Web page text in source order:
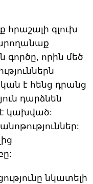
հրաշալի գլուխ
գործը, որին մեծ
է հենց դրանց
դարձնեն
կախված:
նկատելի